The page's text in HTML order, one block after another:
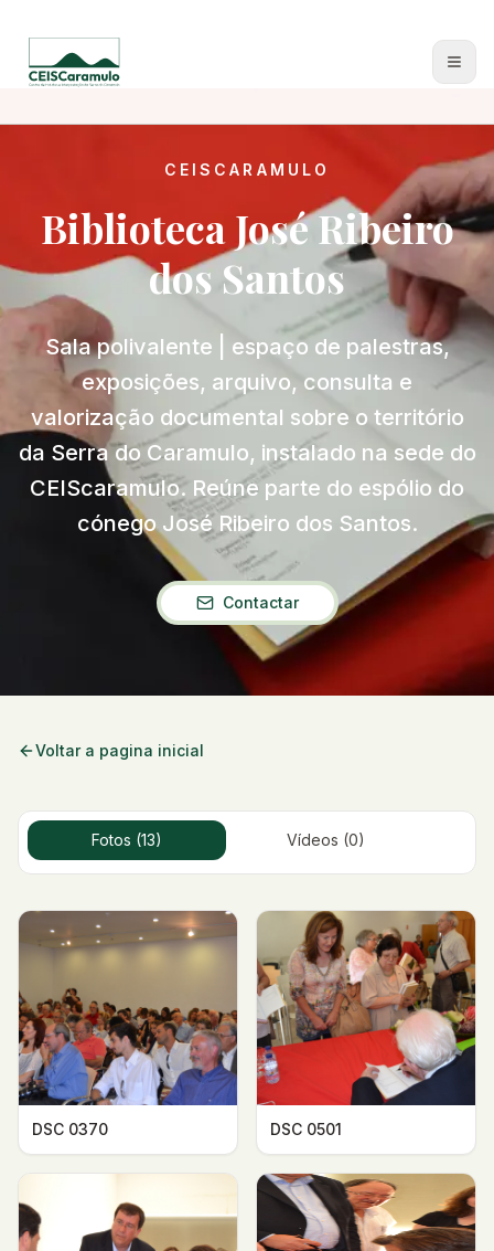
Oficina do Burel
PON do Jueus
Escola dos Nossos Avós
Biblioteca JRS
Oficinas de formação
Publicações
Recursos
CEISCARAMULO
Biblioteca José Ribeiro
dos Santos
Sala polivalente | espaço de palestras,
exposições, arquivo, consulta e
valorização documental sobre o território
da Serra do Caramulo, instalado na sede do
CEIScaramulo. Reúne parte do espólio do
cónego José Ribeiro dos Santos.
Contactar
Voltar a pagina inicial
Fotos (13) Vídeos (0)
DSC 0370 DSC 0501